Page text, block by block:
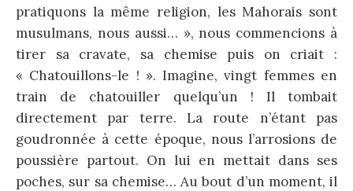
pratiquons la même religion, les Mahorais sont
musulmans, nous aussi… », nous commencions à
tirer sa cravate, sa chemise puis on criait :
« Chatouillons-le ! ». Imagine, vingt femmes en
train de chatouiller quelqu’un ! Il tombait
directement par terre. La route n’étant pas
goudronnée à cette époque, nous l’arrosions de
poussière partout. On lui en mettait dans ses
poches, sur sa chemise… Au bout d’un moment, il